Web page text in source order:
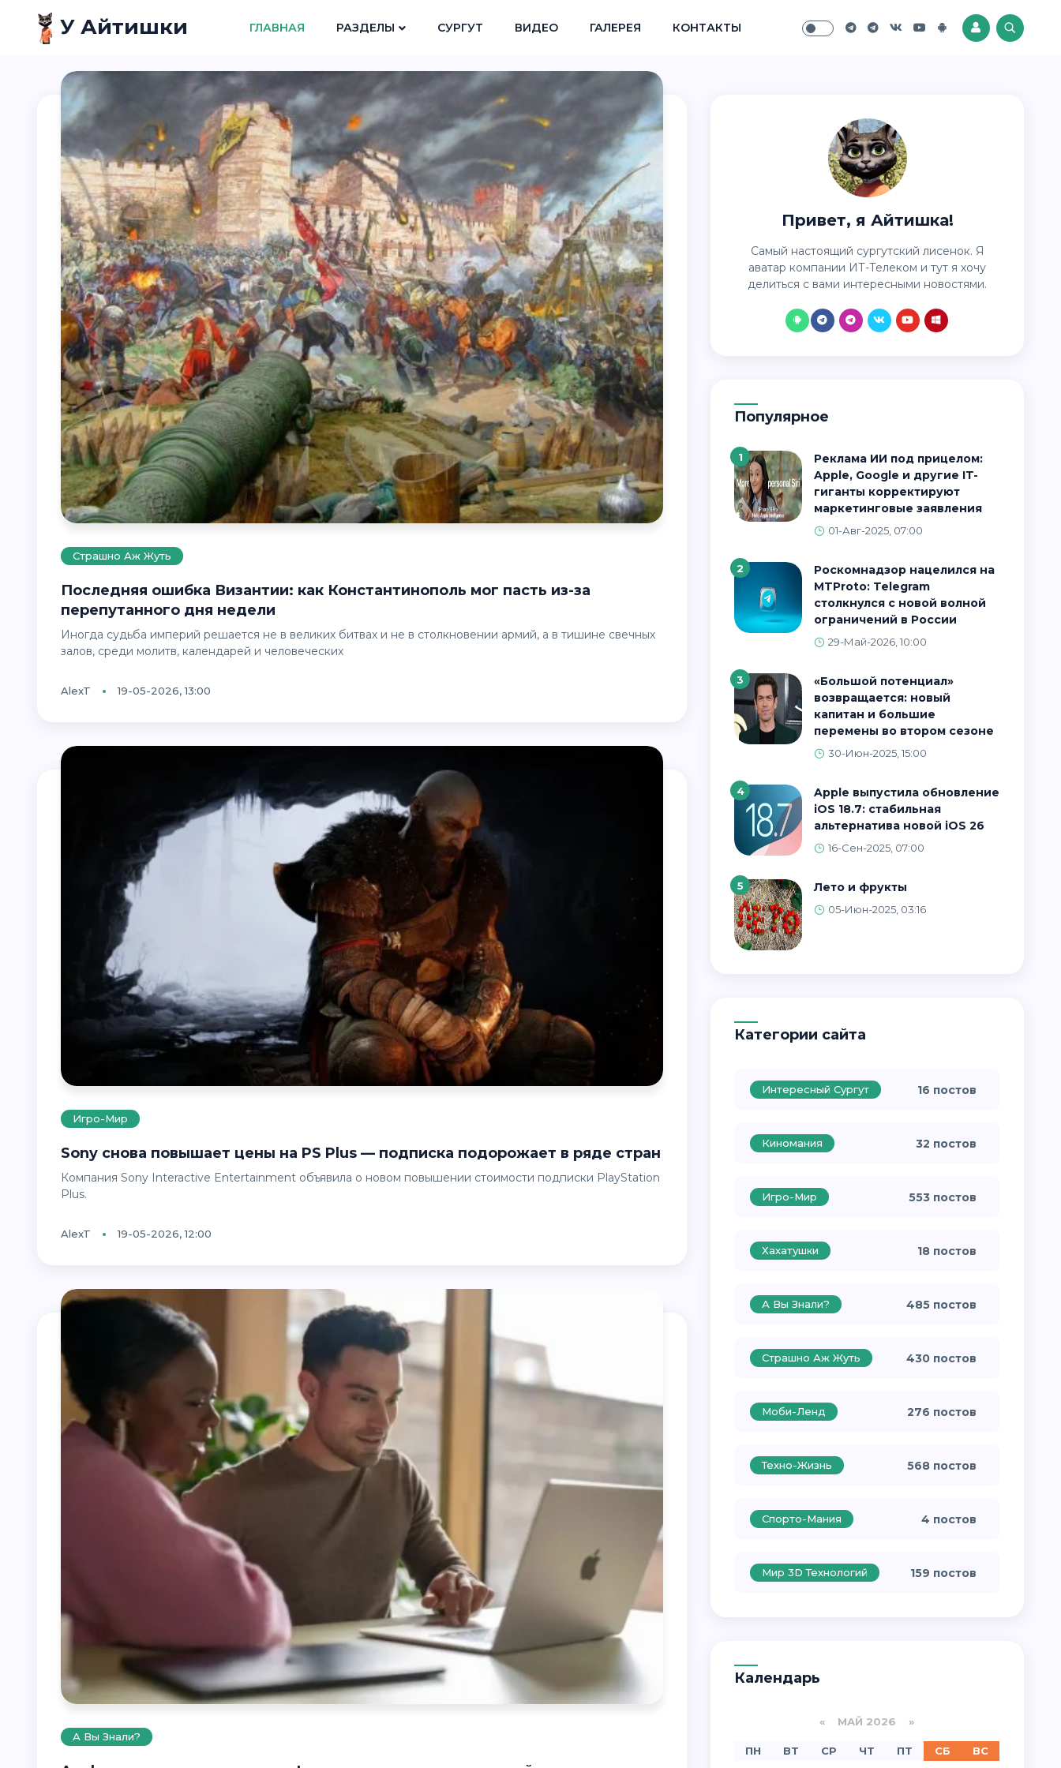
У Айтишки ГЛАВНАЯ РАЗДЕЛЫ СУРГУТ ВИДЕО ГАЛЕРЕЯ КОНТАКТЫ
Страшно Аж Жуть
Последняя ошибка Византии: как Константинополь мог пасть из-за
перепутанного дня недели
Иногда судьба империй решается не в великих битвах и не в столкновении армий, а в тишине свечных
залов, среди молитв, календарей и человеческих
AlexT 19-05-2026, 13:00
Игро-Мир
Sony снова повышает цены на PS Plus — подписка подорожает в ряде стран
Компания Sony Interactive Entertainment объявила о новом повышении стоимости подписки PlayStation
Plus.
AlexT 19-05-2026, 12:00
А Вы Знали?
Привет, я Айтишка!
Самый настоящий сургутский лисенок. Я
аватар компании ИТ-Телеком и тут я хочу
делиться с вами интересными новостями.
Популярное
1
Реклама ИИ под прицелом:
Apple, Google и другие IT-
гиганты корректируют
маркетинговые заявления
01-Авг-2025, 07:00
2
Роскомнадзор нацелился на
MTProto: Telegram
столкнулся с новой волной
ограничений в России
29-Май-2026, 10:00
3
«Большой потенциал»
возвращается: новый
капитан и большие
перемены во втором сезоне
30-Июн-2025, 15:00
4
Apple выпустила обновление
iOS 18.7: стабильная
альтернатива новой iOS 26
16-Сен-2025, 07:00
5 Лето и фрукты
05-Июн-2025, 03:16
Категории сайта
Интересный Сургут 16 постов
Киномания 32 постов
Игро-Мир 553 постов
Хахатушки 18 постов
А Вы Знали? 485 постов
Страшно Аж Жуть 430 постов
Моби-Ленд 276 постов
Техно-Жизнь 568 постов
Спорто-Мания 4 постов
Мир 3D Технологий 159 постов
Календарь
« МАЙ 2026 »
ПН ВТ СР ЧТ ПТ СБ
ВС